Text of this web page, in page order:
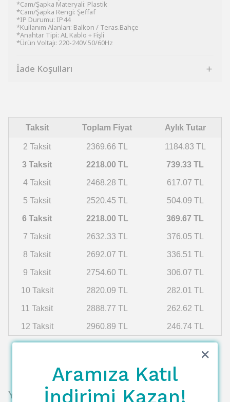
*Cam/Şapka Materyali: Plastik
*Cam/Şapka Rengi: Şeffaf
*IP Durumu: IP44
*Kullanım Alanları: Balkon / Teras.Bahçe
*Anahtar Tipi: AL Kablo + Fişli
*Ürün Voltajı: 220-240V.50/60Hz
İade Koşulları
Taksit Toplam Fiyat Aylık Tutar
2 Taksit 2369.66 TL 1184.83 TL
3 Taksit 2218.00 TL 739.33 TL
4 Taksit 2468.28 TL 617.07 TL
5 Taksit 2520.45 TL 504.09 TL
6 Taksit 2218.00 TL 369.67 TL
7 Taksit 2632.33 TL 376.05 TL
8 Taksit 2692.07 TL 336.51 TL
9 Taksit 2754.60 TL 306.07 TL
10 Taksit 2820.09 TL 282.01 TL
11 Taksit 2888.77 TL 262.62 TL
12 Taksit 2960.89 TL 246.74 TL
Yorumlar
Aramıza Katıl
İndirimi Kazan!